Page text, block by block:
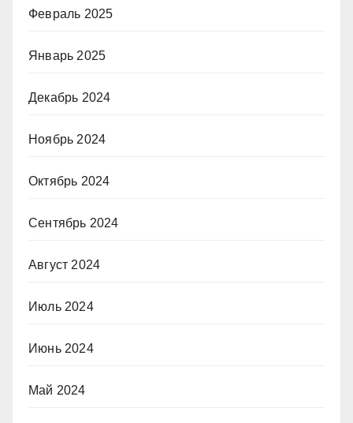
Февраль 2025
Январь 2025
Декабрь 2024
Ноябрь 2024
Октябрь 2024
Сентябрь 2024
Август 2024
Июль 2024
Июнь 2024
Май 2024